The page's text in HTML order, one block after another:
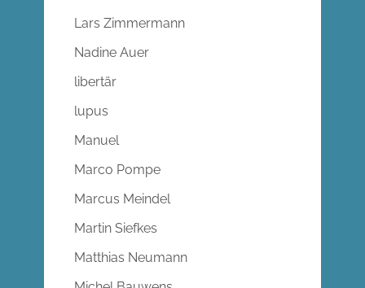
Lars Zimmermann
Nadine Auer
libertär
lupus
Manuel
Marco Pompe
Marcus Meindel
Martin Siefkes
Matthias Neumann